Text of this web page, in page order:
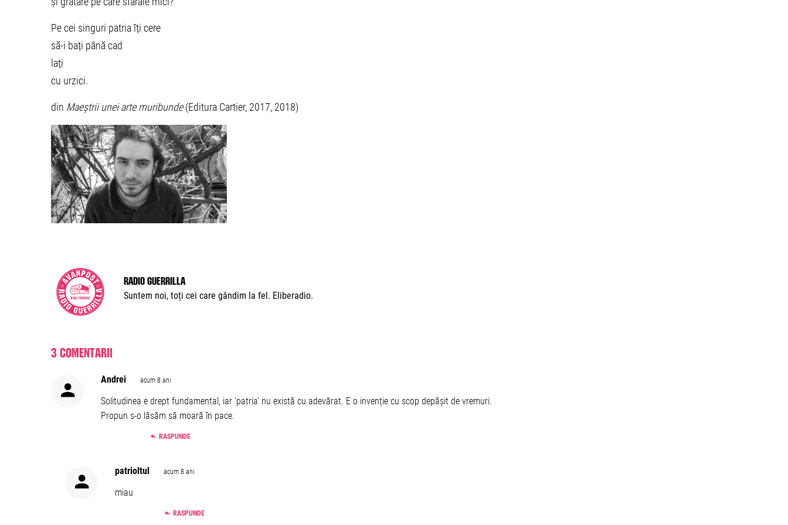
Pe cei singuri patria îți cere
să-i bați până cad
lați
cu urzici.
din Maeștrii unei arte muribunde(Editura Cartier, 2017, 2018)
Radio Guerrilla
Suntem noi, toți cei care gândim la fel. Eliberadio.
3 comentarii
Andrei acum 8 ani
Solitudinea e drept fundamental, iar ‘patria’ nu există cu adevărat. E o invenție cu scop depășit de vremuri.
Propun s-o lăsăm să moară în pace.
RASPUNDE
patrioltul acum 8 ani
miau
RASPUNDE